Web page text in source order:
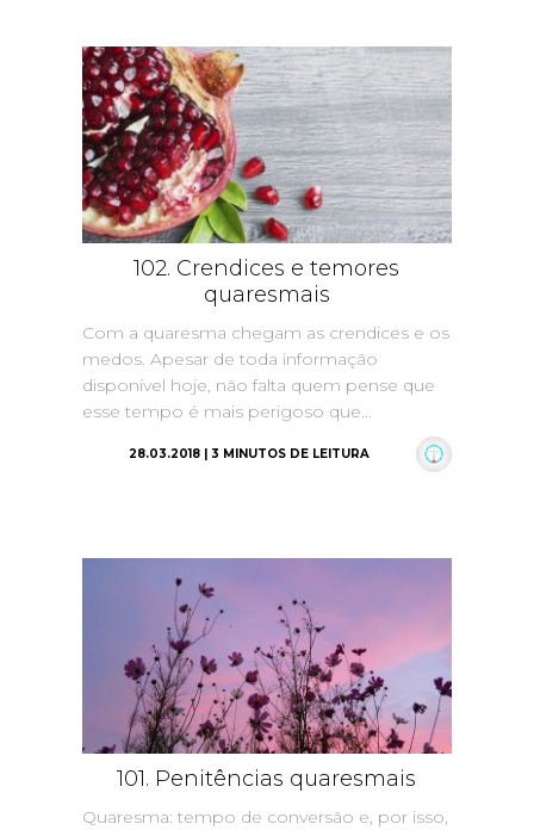
102. Crendices e temores
quaresmais
Com a quaresma chegam as crendices e os
medos. Apesar de toda informação
disponível hoje, não falta quem pense que
esse tempo é mais perigoso que...
28.03.2018 | 3 MINUTOS DE LEITURA
101. Penitências quaresmais
Quaresma: tempo de conversão e, por isso,